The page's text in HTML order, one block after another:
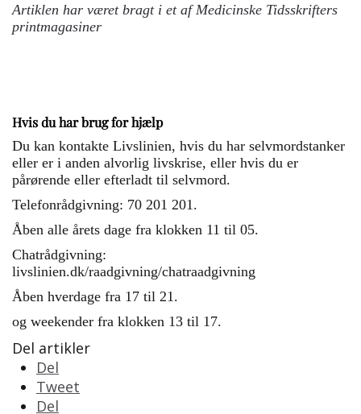
Artiklen har været bragt i et af Medicinske Tidsskrifters
printmagasiner
Hvis du har brug for hjælp
Du kan kontakte Livslinien, hvis du har selvmordstanker
eller er i anden alvorlig livskrise, eller hvis du er
pårørende eller efterladt til selvmord.
Telefonrådgivning: 70 201 201.
Åben alle årets dage fra klokken 11 til 05.
Chatrådgivning:
livslinien.dk/raadgivning/chatraadgivning
Åben hverdage fra 17 til 21.
og weekender fra klokken 13 til 17.
Del artikler
Del
Tweet
Del